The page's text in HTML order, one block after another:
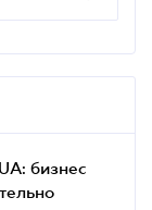
бизнес